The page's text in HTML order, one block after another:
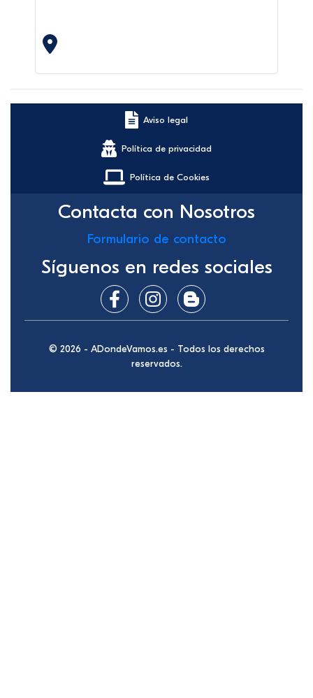
Aviso legal
Política de privacidad
Política de Cookies
Contacta con Nosotros
Formulario de contacto
Síguenos en redes sociales
© 2026 - ADondeVamos.es - Todos los derechos
reservados.